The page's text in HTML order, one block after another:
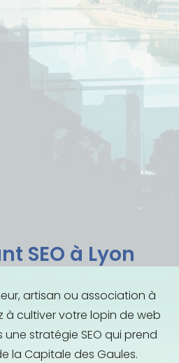
SEO à Lyon
artisan ou association à
à cultiver votre lopin de web
stratégie SEO qui prend
la Capitale des Gaules.